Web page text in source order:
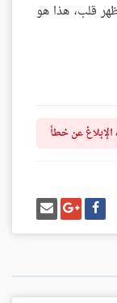
قلب، هذا هو
الإبلاغ عن خطأ
شارك
على
فيسبوك
شارك
على
غوغل
بلس
إرسل
إيميل